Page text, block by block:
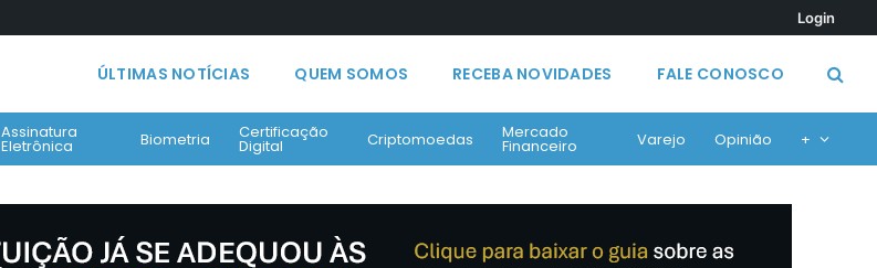
Login
ÚLTIMAS NOTÍCIAS QUEM SOMOS RECEBA NOVIDADES FALE CONOSCO
Assinatura
Eletrônica Biometria Certificação
Digital Criptomoedas Mercado
Financeiro Varejo Opinião +